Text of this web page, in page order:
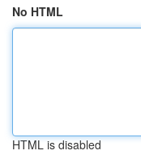
No HTML
HTML is disabled